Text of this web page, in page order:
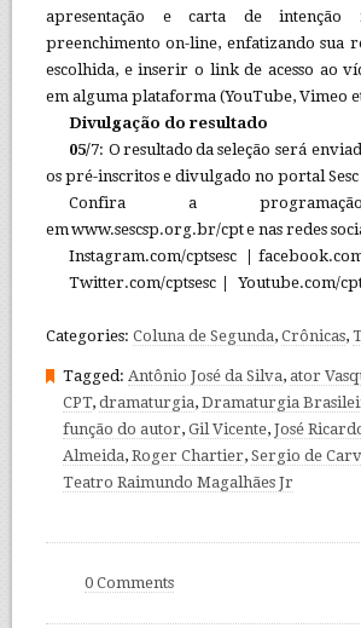
apresentação e carta de intenção
preenchimento on-line, enfatizando sua
escolhida, e inserir o link de acesso ao
em alguma plataforma (YouTube, Vimeo
Divulgação do resultado
05/7: O resultado da seleção será
os pré-inscritos e divulgado no portal Sesc
Confira a
em www.sescsp.org.br/cpt e nas redes
Instagram.com/cptsesc
|
Twitter.com/cptsesc | Youtube.com/
Categories: Coluna de Segunda, Crônicas,
Tagged: Antônio José da Silva, ator
CPT, dramaturgia, Dramaturgia
função do autor, Gil Vicente, José
Almeida, Roger Chartier, Sergio de
Teatro Raimundo Magalhães Jr
0 Comments